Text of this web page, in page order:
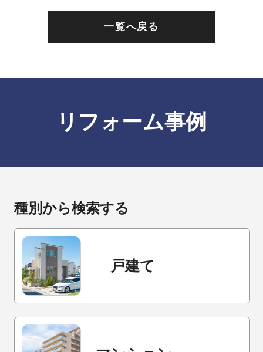
一覧へ戻る
リフォーム事例
種別から検索する
戸建て